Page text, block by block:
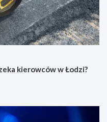
kierowców w Łodzi?